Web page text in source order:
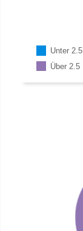
Unter 2.5
Über 2.5